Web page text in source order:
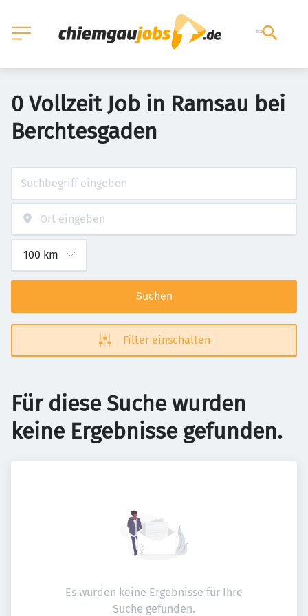
0 Vollzeit Job in Ramsau bei
Berchtesgaden
Suchen
Filter einschalten
Für diese Suche wurden
keine Ergebnisse gefunden.
Es wurden keine Ergebnisse für Ihre
Suche gefunden.